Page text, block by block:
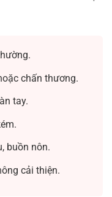
chấn thương.
tay.
buồn nôn.
cải thiện.